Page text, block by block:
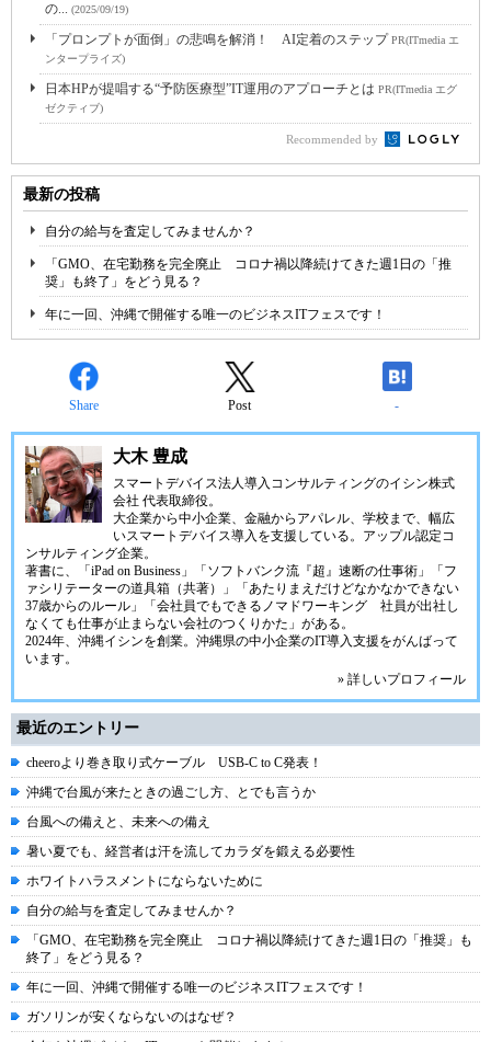
の... (2025/09/19)
「プロンプトが面倒」の悲鳴を解消！ AI定着のステップPR(ITmedia エ
ンタープライズ)
日本HPが提唱する“予防医療型”IT運用のアプローチとは PR(ITmedia エグ
ゼクティブ)
Recommended by
最新の投稿
自分の給与を査定してみませんか？
「GMO、在宅勤務を完全廃止 コロナ禍以降続けてきた週1日の「推
奨」も終了」をどう見る？
年に一回、沖縄で開催する唯一のビジネスITフェスです！
Share Post -
大木 豊成
スマートデバイス法人導入コンサルティングのイシン株式
会社 代表取締役。
大企業から中小企業、金融からアパレル、学校まで、幅広
いスマートデバイス導入を支援している。アップル認定コ
ンサルティング企業。
著書に、「iPad on Business」「ソフトバンク流『超』速断の仕事術」「フ
ァシリテーターの道具箱（共著）」「あたりまえだけどなかなかできない
37歳からのルール」「会社員でもできるノマドワーキング 社員が出社し
なくても仕事が止まらない会社のつくりかた」がある。
2024年、 沖縄イシンを創業。沖縄県の中小企業のIT導入支援をがんばって
います。
» 詳しいプロフィール
最近のエントリー
cheeroより巻き取り式ケーブル USB-C to C発表！
沖縄で台風が来たときの過ごし方、とでも言うか
台風への備えと、未来への備え
暑い夏でも、経営者は汗を流してカラダを鍛える必要性
ホワイトハラスメントにならないために
自分の給与を査定してみませんか？
「GMO、在宅勤務を完全廃止 コロナ禍以降続けてきた週1日の「推奨」も
終了」をどう見る？
年に一回、沖縄で開催する唯一のビジネスITフェスです！
ガソリンが安くならないのはなぜ？